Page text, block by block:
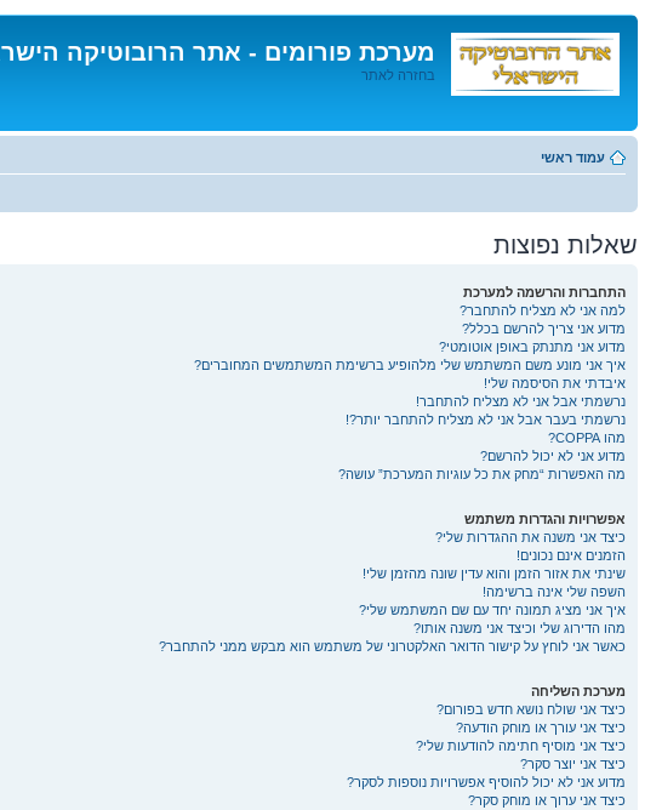
מערכת פורומים - אתר הרובוטיקה
בחזרה לאתר
לתוכן
עמוד ראשי
שאלות נפוצות
התחברות והרשמה למערכת
למה אני לא מצליח להתחבר?
מדוע אני צריך להרשם בכלל?
מדוע אני מתנתק באופן אוטומטי?
איך אני מונע משם המשתמש שלי מלהופיע ברשימת המשתמשים המחוברים?
איבדתי את הסיסמה שלי!
נרשמתי אבל אני לא מצליח להתחבר!
נרשמתי בעבר אבל אני לא מצליח להתחבר יותר?!
מהו COPPA?
מדוע אני לא יכול להרשם?
מה האפשרות “מחק את כל עוגיות המערכת” עושה?
אפשרויות והגדרות משתמש
כיצד אני משנה את ההגדרות שלי?
הזמנים אינם נכונים!
שינתי את אזור הזמן והוא עדין שונה מהזמן שלי!
השפה שלי אינה ברשימה!
איך אני מציג תמונה יחד עם שם המשתמש שלי?
מהו הדירוג שלי וכיצד אני משנה אותו?
כאשר אני לוחץ על קישור הדואר האלקטרוני של משתמש הוא מבקש ממני להתחבר?
מערכת השליחה
כיצד אני שולח נושא חדש בפורום?
כיצד אני עורך או מוחק הודעה?
כיצד אני מוסיף חתימה להודעות שלי?
כיצד אני יוצר סקר?
מדוע אני לא יכול להוסיף אפשרויות נוספות לסקר?
כיצד אני ערוך או מוחק סקר?